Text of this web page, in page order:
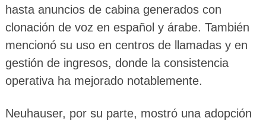
hasta anuncios de cabina generados con
clonación de voz en español y árabe. También
mencionó su uso en centros de llamadas y en
gestión de ingresos, donde la consistencia
operativa ha mejorado notablemente.
Neuhauser, por su parte, mostró una adopción